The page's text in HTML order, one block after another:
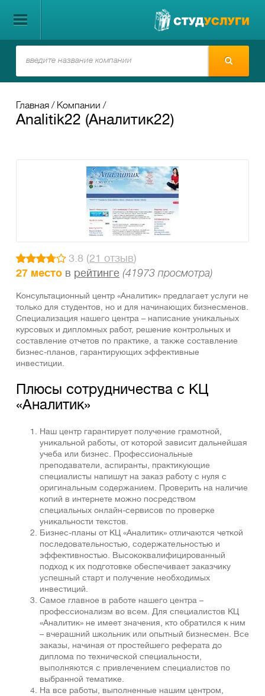
Главная Компании
Analitik22 (Аналитик22)
3.8 (21 отзыв)
27 место в рейтинге (41973 просмотра)
Консультационный центр «Аналитик» предлагает услуги не
только для студентов, но и для начинающих бизнесменов.
Специализация нашего центра – написание уникальных
курсовых и дипломных работ, решение контрольных и
составление отчетов по практике, а также составление
бизнес-планов, гарантирующих эффективные
инвестиции.
Плюсы сотрудничества с КЦ
«Аналитик»
Наш центр гарантирует получение грамотной,
уникальной работы, от которой зависит дальнейшая
учеба или бизнес. Профессиональные
преподаватели, аспиранты, практикующие
специалисты напишут на заказ работу с нуля с
оригинальным содержанием. Проверить на наличие
копий в интернете можно посредством
специальных онлайн-сервисов по проверке
уникальности текстов.
Бизнес-планы от КЦ «Аналитик» отличаются четкой
последовательностью, содержательностью и
эффективностью. Высококвалифицированный
подход к их подготовке обеспечивает заказчику
успешный старт и получение необходимых
инвестиций.
Самое главное в работе нашего центра –
профессионализм во всем. Для специалистов КЦ
«Аналитик» не имеет значения, кто обратился к ним
– вчерашний школьник или опытный бизнесмен. Все
заказы, начиная от простейшего реферата до
диплома по технической специальности,
выполняются с привлечением специалистов по
выбранной тематике.
На все работы, выполненные нашим центром,